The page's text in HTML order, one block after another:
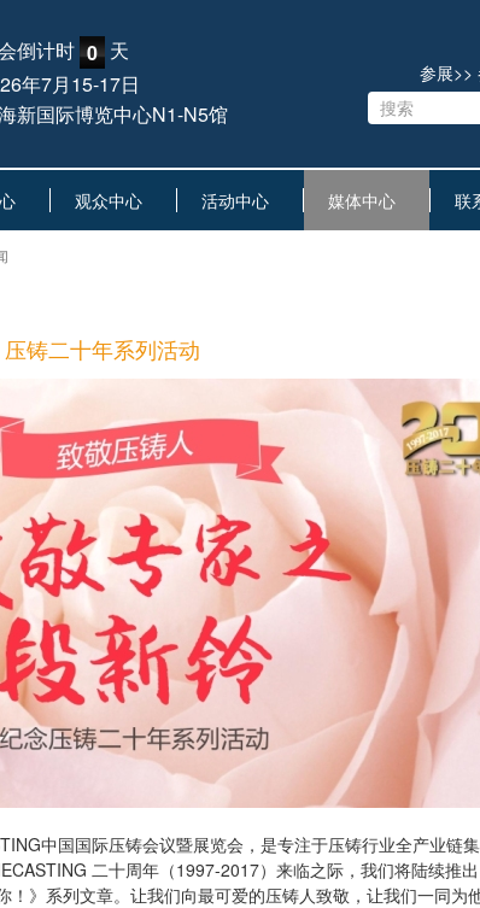
倒计时 0 天
年7月15-17日
新国际博览中心N1-N5馆
参展>>
观众中心 活动中心 媒体中心 联
铸二十年系列活动
中国国际压铸会议暨展览会，是专注于压铸行业全产业链
二十周年（1997-2017）来临之际，我们将陆续推
》系列文章。让我们向最可爱的压铸人致敬，让我们一同为